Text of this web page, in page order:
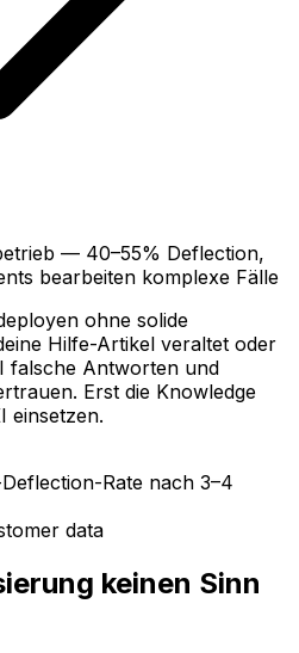
— 40–55% Deflection,
bearbeiten komplexe Fälle
ohne solide
Hilfe-Artikel veraltet oder
falsche Antworten und
Erst die Knowledge
einsetzen.
Rate nach 3–4
data
keinen Sinn